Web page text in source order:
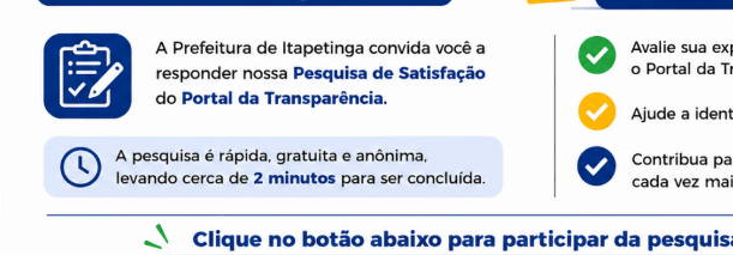
Equipe de Licitação da Prefeitura de Itapetinga
participa de curso de aprimoramento
7 de junho de 2019
Desde ontem a equipe de Licitação da Prefeitura de Itapetinga
participa de curso de aprimoramento que acontece na capital
Prefeitura investe na capacitação e no aprimoramento de